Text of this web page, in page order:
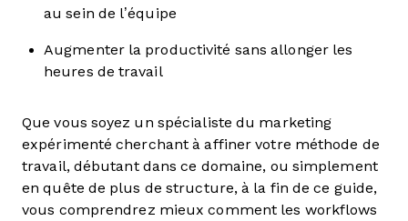
au sein de l’équipe
Augmenter la productivité sans allonger les
heures de travail
Que vous soyez un spécialiste du marketing
expérimenté cherchant à affiner votre méthode de
travail, débutant dans ce domaine, ou simplement
en quête de plus de structure, à la fin de ce guide,
vous comprendrez mieux comment les workflows